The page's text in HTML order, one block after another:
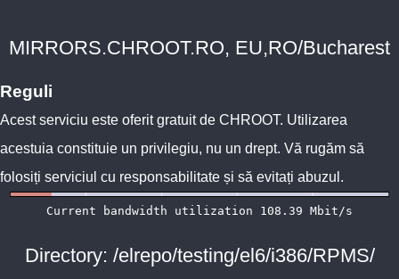
MIRRORS.CHROOT.RO, EU,RO/Bucharest
Reguli
Acest serviciu este oferit gratuit de CHROOT. Utilizarea
acestuia constituie un privilegiu, nu un drept. Vă rugăm să
folosiți serviciul cu responsabilitate și să evitați abuzul.
Directory: /elrepo/testing/el6/i386/RPMS/